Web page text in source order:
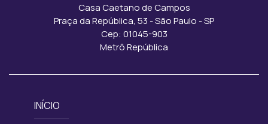
Casa Caetano de Campos
Praça da República, 53 - São Paulo - SP
Cep: 01045-903
Metrô República
INÍCIO